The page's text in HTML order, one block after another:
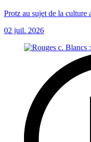
Protz au sujet de la culture
02 juil. 2026